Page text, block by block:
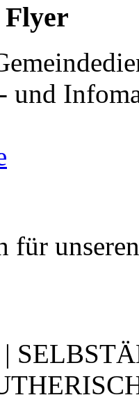
und
für